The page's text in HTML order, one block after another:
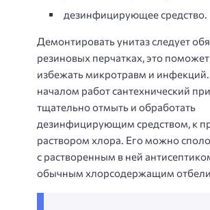
дезинфицирующее средство.
Демонтировать унитаз следует
резиновых перчатках, это
избежать микротравм и
началом работ сантехнический
тщательно отмыть и обработать
дезинфицирующим средством, к
раствором хлора. Его можно
с растворенным в ней
обычным хлорсодержащим